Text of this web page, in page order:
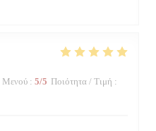
Μενού : 5/5 Ποιότητα / Τιμή :